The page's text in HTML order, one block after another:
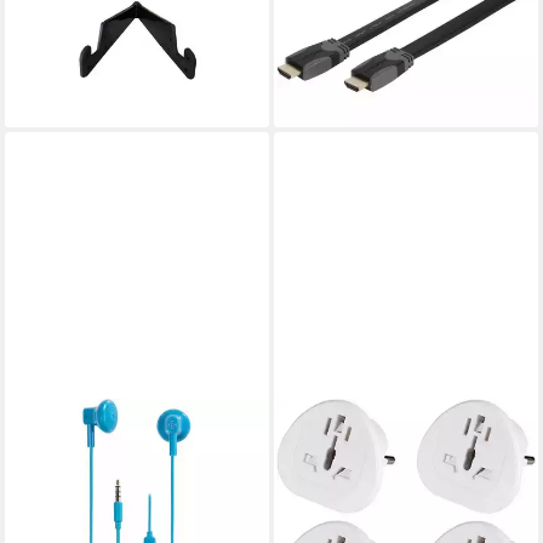
Smartphone oder Tablet
(60636)
lieferbar - in 3-4 Werktagen bei dir
VIVANCO
In-Ear-Kopfhörer
lieferbar - in 3-4 Werktagen bei dir
VIVANCO
Steckdose Reisesteckdose
Reisestecker USA UK Italien
Australien auf DE [4er],
Kabellos, weltweit